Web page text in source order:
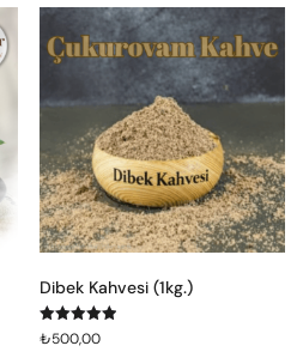
Dibek Kahvesi (1kg.)
5 üzerinden
5.00
₺500,00